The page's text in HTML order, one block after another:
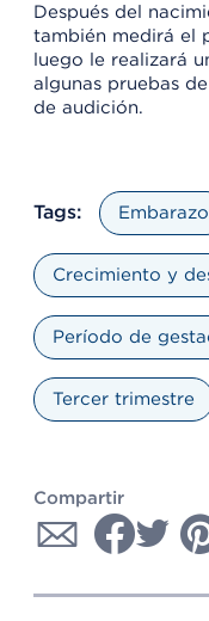
Después del
también medirá el
luego le realizará
algunas pruebas
de audición.
Tags: Embarazo
Crecimiento y
Período de
Tercer trimestre
Compartir